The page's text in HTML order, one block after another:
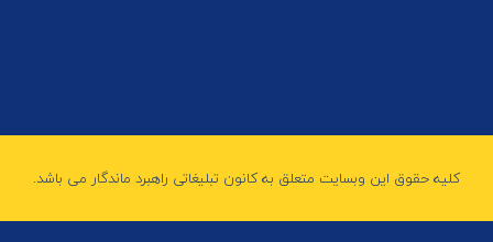
کلیه حقوق این وبسایت متعلق به کانون تبلیغاتی راهبرد ماندگار می باشد.